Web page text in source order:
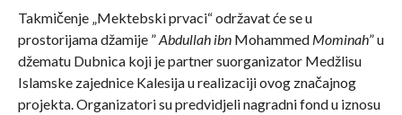
Takmičenje „Mektebski prvaci“ održavat će se u
prostorijama džamije ”Abdullah ibnMohammed Mominah” u
džematu Dubnica koji je partner suorganizator Medžlisu
Islamske zajednice Kalesija u realizaciji ovog značajnog
projekta. Organizatori su predvidjeli nagradni fond u iznosu